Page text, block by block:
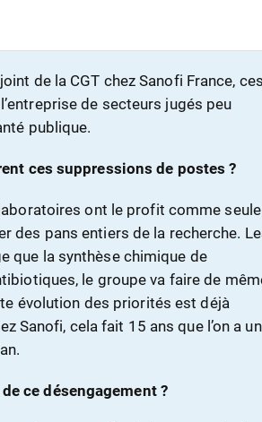
de la CGT chez Sanofi France, ces
de secteurs jugés peu
publique.
ces suppressions de postes ?
ont le profit comme seule
des pans entiers de la recherche.
que la synthèse chimique de
le groupe va faire de
évolution des priorités est déjà
Sanofi, cela fait 15 ans que l’on a un
ce désengagement ?